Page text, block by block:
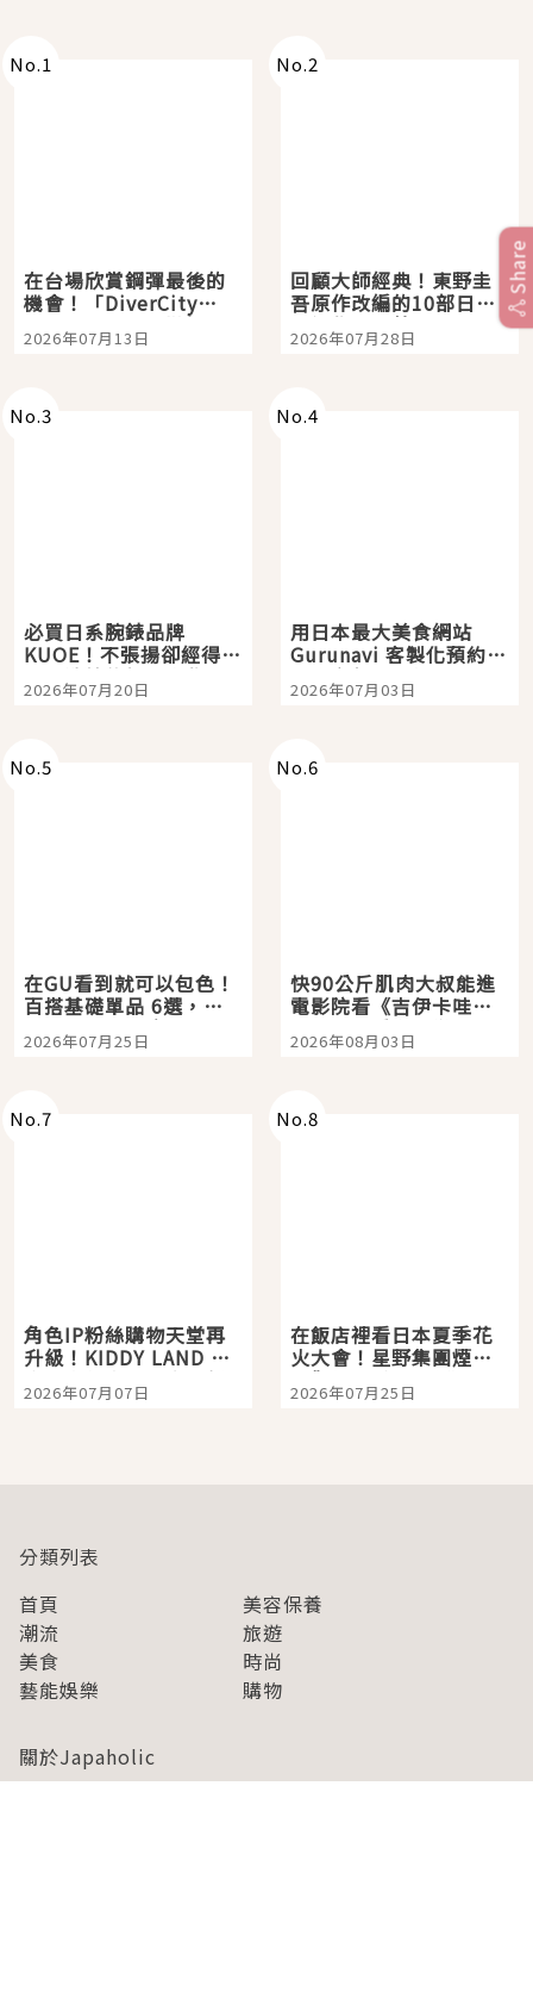
No.1
在台場欣賞鋼彈最後的
機會！「DiverCity
Tokyo Plaza」搭船、
購物、美食及夜景，一
2026年07月13日
No.2
回顧大師經典！東野圭
吾原作改編的10部日本
影視作品推薦
2026年07月28日
No.3
必買日系腕錶品牌
KUOE！不張揚卻經得起
時間洗鍊的經典之作五
選
2026年07月20日
No.4
用日本最大美食網站
Gurunavi 客製化預約九
大都市餐廳，打造專屬
美食體驗！
2026年07月03日
No.5
在GU看到就可以包色！
百搭基礎單品 6選，閉
眼全收也不心疼
2026年07月25日
No.6
快90公斤肌肉大叔能進
電影院看《吉伊卡哇》
嗎？日本重金屬樂團
「打首」會長與nagano
2026年08月03日
No.7
角色IP粉絲購物天堂再
升級！KIDDY LAND 原
宿店吉伊卡哇迎客，新
開幕 OMOKADO 店3分
2026年07月07日
No.8
在飯店裡看日本夏季花
火大會！星野集團煙火
景觀飯店6選，讓你不用
人擠人悠閒欣賞
2026年07月25日
Share
分類列表
首頁
美容保養
潮流
旅遊
美食
時尚
藝能娛樂
購物
關於Japaholic